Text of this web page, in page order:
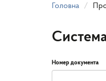
Головна
Номер документа